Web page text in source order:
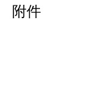
附件